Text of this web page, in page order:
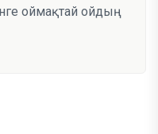
оймақтай ойдың